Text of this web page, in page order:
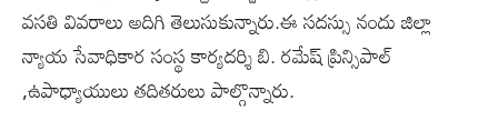
వసతి వివరాలు అదిగి తెలుసుకున్నారు.ఈ సదస్సు నందు జిల్లా
న్యాయ సేవాధికార సంస్థ కార్యదర్శి బి. రమేష్ ప్రిన్సిపాల్
,ఉపాధ్యాయులు తదితరులు పాల్గొన్నారు.